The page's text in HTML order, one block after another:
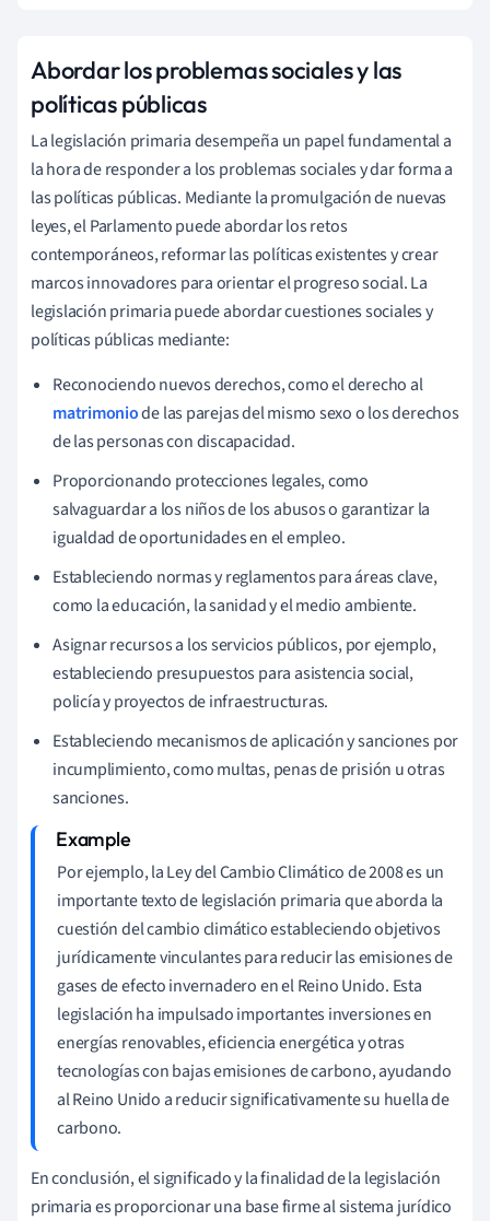
Abordar los problemas sociales y las
políticas públicas
La legislación primaria desempeña un papel fundamental a
la hora de responder a los problemas sociales y dar forma a
las políticas públicas. Mediante la promulgación de nuevas
leyes, el Parlamento puede abordar los retos
contemporáneos, reformar las políticas existentes y crear
marcos innovadores para orientar el progreso social. La
legislación primaria puede abordar cuestiones sociales y
políticas públicas mediante:
Reconociendo nuevos derechos, como el derecho al
matrimoniode las parejas del mismo sexo o los derechos
de las personas con discapacidad.
Proporcionando protecciones legales, como
salvaguardar a los niños de los abusos o garantizar la
igualdad de oportunidades en el empleo.
Estableciendo normas y reglamentos para áreas clave,
como la educación, la sanidad y el medio ambiente.
Asignar recursos a los servicios públicos, por ejemplo,
estableciendo presupuestos para asistencia social,
policía y proyectos de infraestructuras.
Estableciendo mecanismos de aplicación y sanciones por
incumplimiento, como multas, penas de prisión u otras
sanciones.
Por ejemplo, la Ley del Cambio Climático de 2008 es un
importante texto de legislación primaria que aborda la
cuestión del cambio climático estableciendo objetivos
jurídicamente vinculantes para reducir las emisiones de
gases de efecto invernadero en el Reino Unido. Esta
legislación ha impulsado importantes inversiones en
energías renovables, eficiencia energética y otras
tecnologías con bajas emisiones de carbono, ayudando
al Reino Unido a reducir significativamente su huella de
carbono.
En conclusión, el significado y la finalidad de la legislación
primaria es proporcionar una base firme al sistema jurídico